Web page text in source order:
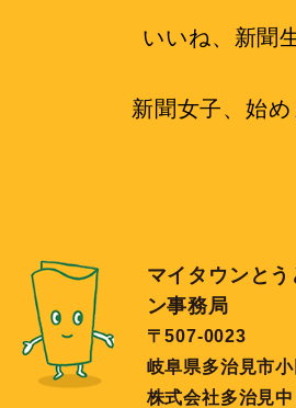
いいね、新聞
新聞女子、始め
マイタウンと
ン事務局
〒507-0023
岐阜県多治見市
株式会社多治見